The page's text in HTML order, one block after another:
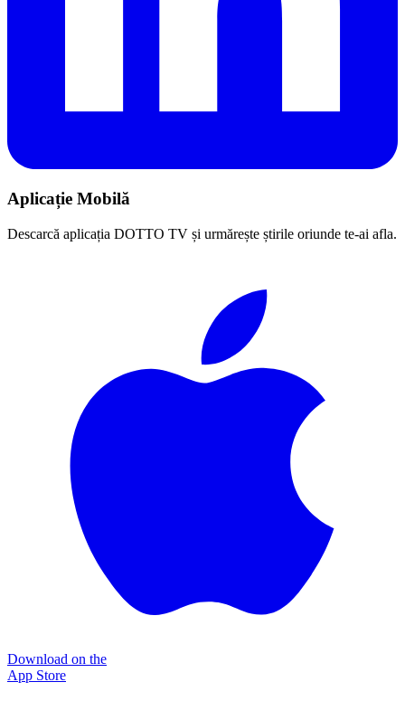
Aplicație Mobilă
Descarcă aplicația DOTTO TV și urmărește știrile oriunde te-ai afla.
Download on the
App Store